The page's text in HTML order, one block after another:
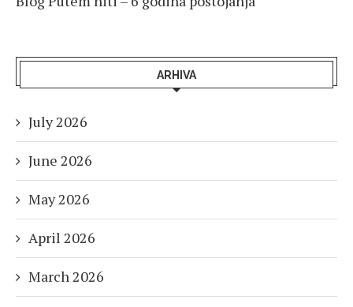
ARHIVA
July 2026
June 2026
May 2026
April 2026
March 2026